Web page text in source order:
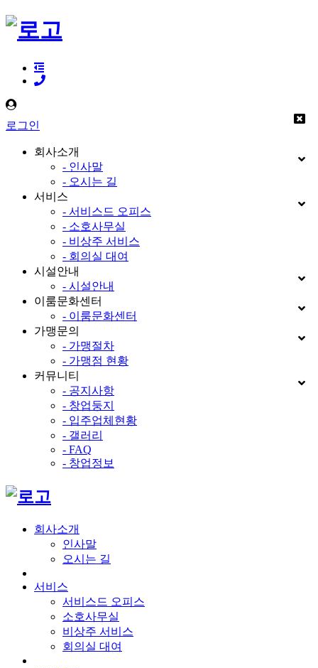
로그인
회사소개
- 인사말
- 오시는 길
서비스
- 서비스드 오피스
- 소호사무실
- 비상주 서비스
- 회의실 대여
시설안내
- 시설안내
이룸문화센터
- 이룸문화센터
가맹문의
- 가맹절차
- 가맹점 현황
커뮤니티
- 공지사항
- 창업둥지
- 입주업체현황
- 갤러리
- FAQ
- 창업정보
회사소개
인사말
오시는 길
서비스
서비스드 오피스
소호사무실
비상주 서비스
회의실 대여